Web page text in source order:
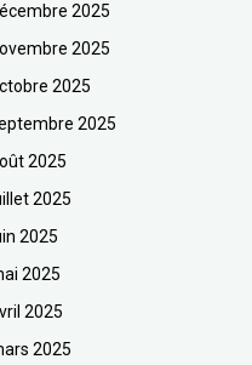
2025
2025
2025
2025
2025
2025
2025
2025
2025
2025